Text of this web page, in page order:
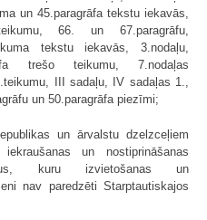
un 45.paragrāfa tekstu iekavās,
66. un 67.paragrāfu,
tekstu iekavās, 3.nodaļu,
trešo teikumu, 7.nodaļas
III sadaļu, IV sadaļas 1.,
un 50.paragrāfa piezīmi;
un ārvalstu dzelzceļiem
un nostiprināšanas
kuru izvietošanas un
nav paredzēti Starptautiskajos